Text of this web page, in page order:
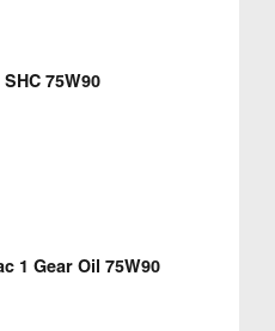
75W90
1 Gear Oil 75W90